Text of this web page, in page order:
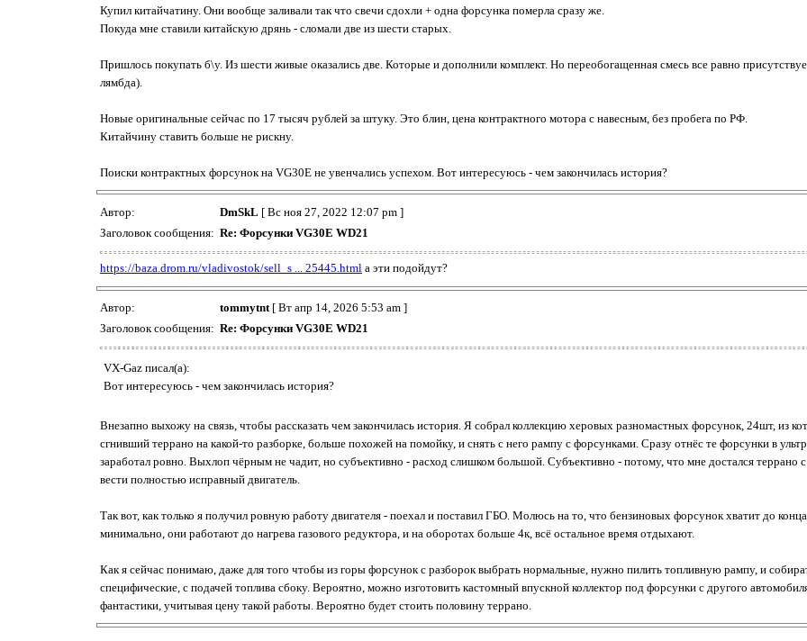
Купил китайчатину. Они вообще заливали так что свечи сдохли + одна форсунка померла сразу же.
Покуда мне ставили китайскую дрянь - сломали две из шести старых.
Пришлось покупать б\у. Из шести живые оказались две. Которые и дополнили комплект. Но переобогащенная смесь все равно
лямбда).
Новые оригинальные сейчас по 17 тысяч рублей за штуку. Это блин, цена контрактного мотора с навесным, без пробега по РФ.
Китайчину ставить больше не рискну.
Поиски контрактных форсунок на VG30E не увенчались успехом. Вот интересуюсь - чем закончилась история?
Автор: DmSkL [ Вс ноя 27, 2022 12:07 pm ]
Заголовок сообщения: Re: Форсунки VG30E WD21
https://baza.drom.ru/vladivostok/sell_s ... 25445.html а эти подойдут?
Автор: tommytnt[ Вт апр 14, 2026 5:53 am ]
Заголовок сообщения: Re: Форсунки VG30E WD21
VX-Gaz писал(а):
Вот интересуюсь - чем закончилась история?
Внезапно выхожу на связь, чтобы рассказать чем закончилась история. Я собрал коллекцию херовых разномастных форсунок, 24шт, из
сгнивший террано на какой-то разборке, больше похожей на помойку, и снять с него рампу с форсунками. Сразу отнёс те форсунки в
заработал ровно. Выхлоп чёрным не чадит, но субъективно - расход слишком большой. Субъективно - потому, что мне достался террано
вести полностью исправный двигатель.
Так вот, как только я получил ровную работу двигателя - поехал и поставил ГБО. Молюсь на то, что бензиновых форсунок хватит до
минимально, они работают до нагрева газового редуктора, и на оборотах больше 4к, всё остальное время отдыхают.
Как я сейчас понимаю, даже для того чтобы из горы форсунок с разборок выбрать нормальные, нужно пилить топливную рампу, и
специфические, с подачей топлива сбоку. Вероятно, можно изготовить кастомный впускной коллектор под форсунки с другого
фантастики, учитывая цену такой работы. Вероятно будет стоить половину террано.